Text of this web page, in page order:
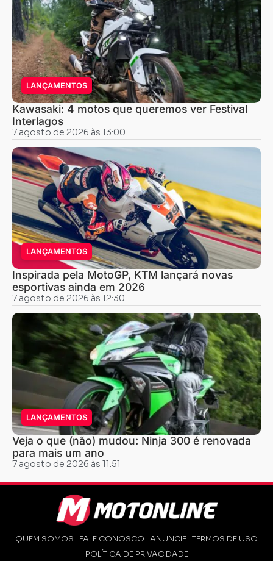
LANÇAMENTOS
Kawasaki: 4 motos que queremos ver Festival
Interlagos
7 agosto de 2026 às 13:00
LANÇAMENTOS
Inspirada pela MotoGP, KTM lançará novas
esportivas ainda em 2026
7 agosto de 2026 às 12:30
LANÇAMENTOS
Veja o que (não) mudou: Ninja 300 é renovada
para mais um ano
7 agosto de 2026 às 11:51
QUEM SOMOS FALE CONOSCO ANUNCIE TERMOS DE USO
POLÍTICA DE PRIVACIDADE